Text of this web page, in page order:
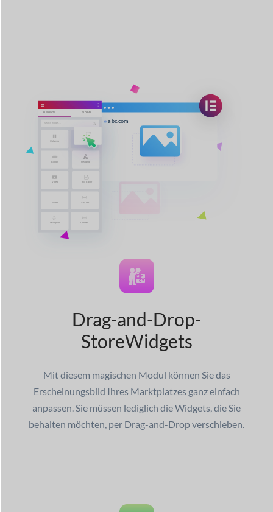
Drag-and-Drop-
StoreWidgets
Mit diesem magischen Modul können Sie das
Erscheinungsbild Ihres Marktplatzes ganz einfach
anpassen. Sie müssen lediglich die Widgets, die Sie
behalten möchten, per Drag-and-Drop verschieben.